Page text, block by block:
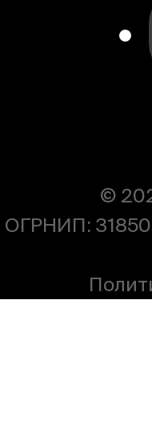
©
ОГРНИП: